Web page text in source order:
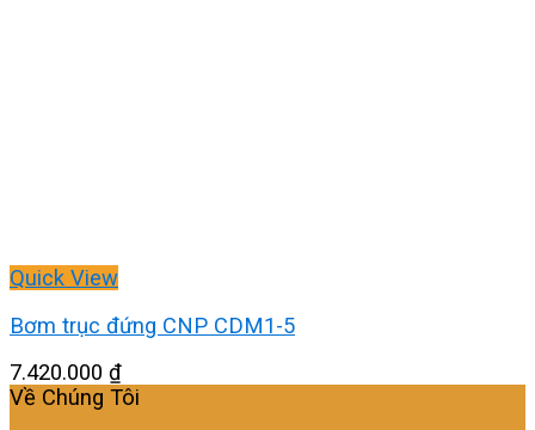
Quick View
Bơm trục đứng CNP CDM1-5
7.420.000 ₫
Về Chúng Tôi